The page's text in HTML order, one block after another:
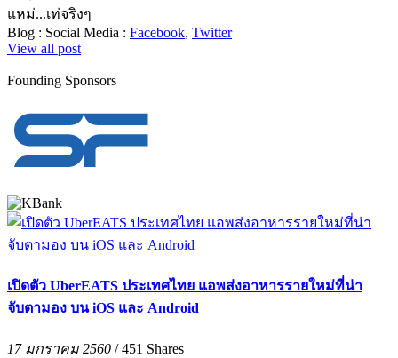
แหม่...เท่จริงๆ
Blog : Social Media : Facebook, Twitter
View all post
Founding Sponsors
เปิดตัว UberEATS ประเทศไทย แอพส่งอาหารรายใหม่ที่น่า
จับตามอง บน iOS และ Android
17 มกราคม 2560 /451 Shares